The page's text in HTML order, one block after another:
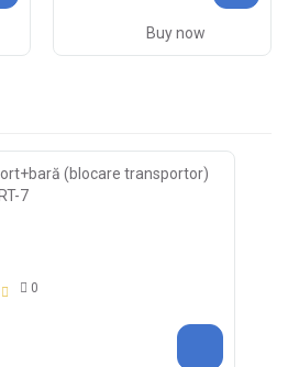
Buy now
(blocare transportor)
7
0